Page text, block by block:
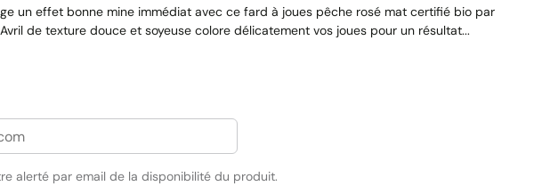
un effet bonne mine immédiat avec ce fard à joues pêche rosé mat certifié bio par
de texture douce et soyeuse colore délicatement vos joues pour un résultat...
alerté par email de la disponibilité du produit.